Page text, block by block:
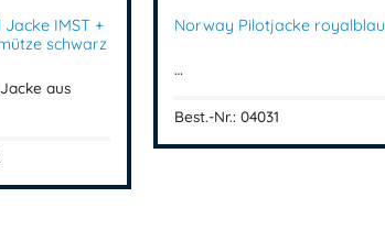
IMST +
schwarz
aus
Norway Pilotjacke royalblau
…
Best.-Nr.: 04031